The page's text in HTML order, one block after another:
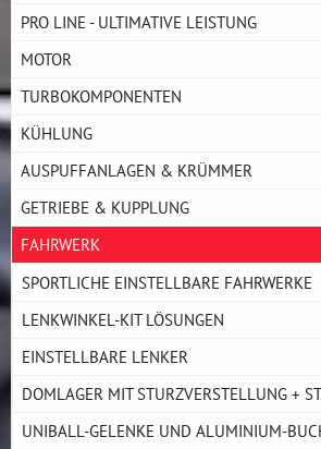
PRO LINE - ULTIMATIVE LEISTUNG
MOTOR
TURBOKOMPONENTEN
KÜHLUNG
AUSPUFFANLAGEN & KRÜMMER
GETRIEBE & KUPPLUNG
FAHRWERK
SPORTLICHE EINSTELLBARE FAHRWERKE
LENKWINKEL-KIT LÖSUNGEN
EINSTELLBARE LENKER
DOMLAGER MIT STURZVERSTELLUNG +
UNIBALL-GELENKE UND ALUMINIUM-